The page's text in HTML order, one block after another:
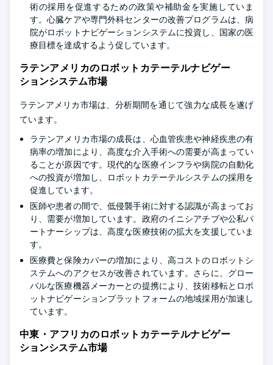
術の採用を促進するための政策や補助金を実施していま
す。心臓ケアや専門外科センターの改善プログラムは、病
院がロボットナビゲーションシステムに投資し、国家の医
療目標を達成するよう促しています。
ラテンアメリカのロボットカテーテルナビゲー
ションシステム市場
ラテンアメリカ市場は、分析期間を通じて強力な成長を遂げ
ています。
ラテンアメリカ市場の成長は、心血管疾患や神経疾患の有
病率の増加により、高度な介入手術への需要が高まってい
ることが原因です。現代的な医療インフラや病院の自動化
への投資が増加し、ロボットカテーテルシステムの採用を
促進しています。
医師や患者の間で、低侵襲手術に対する認識が高まってお
り、需要が増加しています。政府のイニシアチブや公私パ
ートナーシップは、高度な医療技術の拡大を支援していま
す。
医療費と保険カバーの増加により、高コストのロボットシ
ステムへのアクセスが改善されています。さらに、グロー
バルな医療機器メーカーとの提携により、技術移転とロボ
ットナビゲーションプラットフォームの地域採用が加速し
ています。
中東・アフリカのロボットカテーテルナビゲー
ションシステム市場